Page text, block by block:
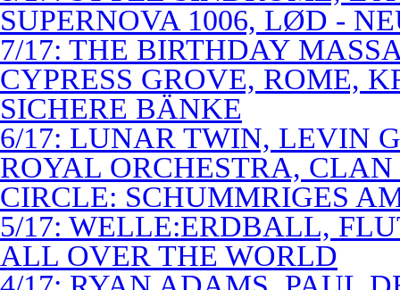
SUPERNOVA 1006, LØD -
7/17: THE BIRTHDAY
CYPRESS GROVE, ROME,
SICHERE BÄNKE
6/17: LUNAR TWIN, LEVIN
ROYAL ORCHESTRA,
CIRCLE: SCHUMMRIGES
5/17: WELLE:ERDBALL,
ALL OVER THE WORLD